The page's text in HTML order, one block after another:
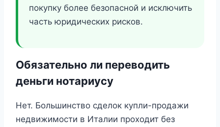
покупку более безопасной и исключить
часть юридических рисков.
Обязательно ли переводить
деньги нотариусу
Нет. Большинство сделок купли-продажи
недвижимости в Италии проходит без